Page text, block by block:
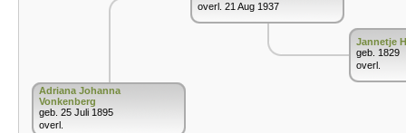
Adriana Johanna
Vonkenberg
geb. 25 Juli 1895
overl.
overl. 21 Aug 1937
Jannetje
geb. 1829
overl.